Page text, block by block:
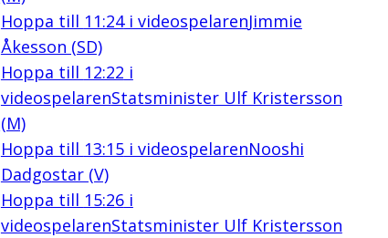
Hoppa till 11:24i videospelarenJimmie
Åkesson (SD)
Hoppa till 12:22 i
videospelarenStatsminister Ulf Kristersson
(M)
Hoppa till 13:15i videospelarenNooshi
Dadgostar (V)
Hoppa till 15:26i
videospelarenStatsminister Ulf Kristersson